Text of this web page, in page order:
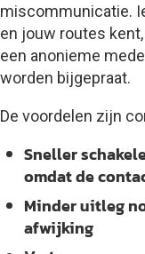
miscommunicatie.
en jouw routes
een anonieme
worden bijgepraat.
De voordelen zijn
Sneller
omdat de
Minder uitleg
afwijking